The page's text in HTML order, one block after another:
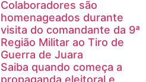
Colaboradores são
homenageados durante
visita do comandante da 9ª
Região Militar ao Tiro de
Guerra de Juara
Saiba quando começa a
propaganda eleitoral e